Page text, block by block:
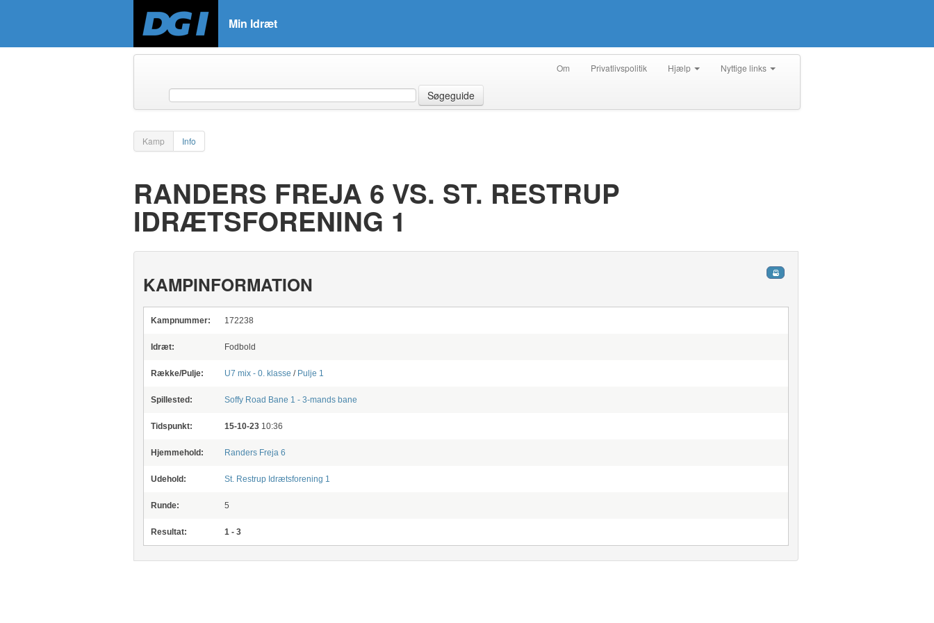
Min Idræt
Om Privatlivspolitik Hjælp Nyttige links
Søgeguide
Kamp Info
RANDERS FREJA 6 VS. ST. RESTRUP
IDRÆTSFORENING 1
KAMPINFORMATION
Kampnummer: 172238
Idræt: Fodbold
Række/Pulje: U7 mix - 0. klasse / Pulje 1
Spillested: Soffy Road Bane 1 - 3-mands bane
Tidspunkt: 15-10-23 10:36
Hjemmehold: Randers Freja 6
Udehold: St. Restrup Idrætsforening 1
Runde: 5
Resultat: 1 - 3